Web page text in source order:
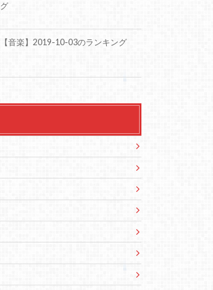
グ
【音楽】2019-10-03のランキング